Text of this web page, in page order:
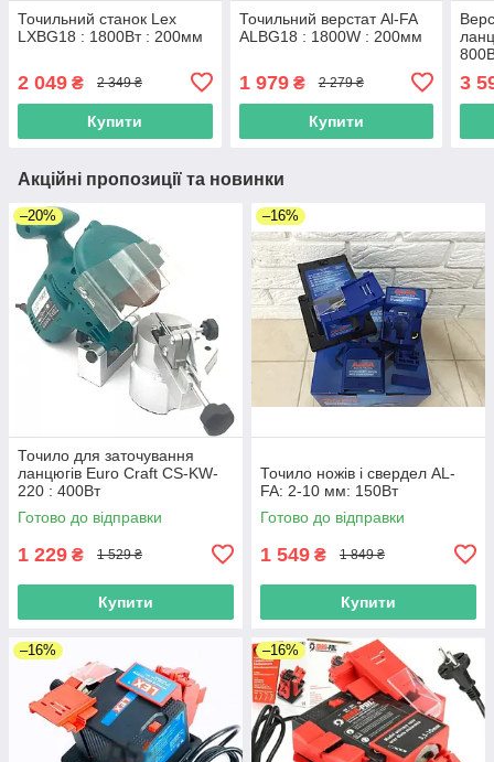
Точильний станок Lex
LXBG18 : 1800Вт : 200мм
2 049 ₴ 2 349 ₴
Купити
Точильний верстат Al-FA
ALBG18 : 1800W : 200мм
1 979₴ 2 279 ₴
Купити
3
Акційні пропозиції та новинки
–20%
Точило для заточування
ланцюгів Euro Craft CS-KW-
220 : 400Вт
Готово до відправки
1 229 ₴ 1 529 ₴
Купити
–16%
Точило ножів і свердел AL-
FA: 2-10 мм: 150Вт
Готово до відправки
1 549 ₴ 1 849 ₴
Купити
–16% –16%